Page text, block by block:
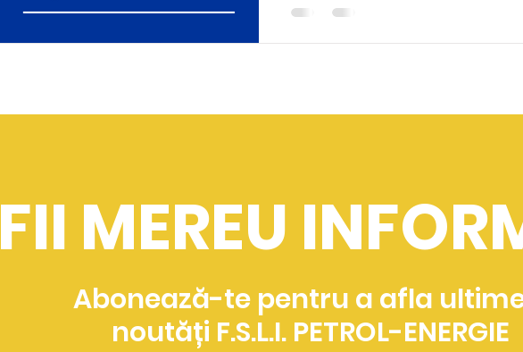
FII MEREU
Abonează-te pentru a afla
noutăți F.S.L.I. PETROL-ENERGIE